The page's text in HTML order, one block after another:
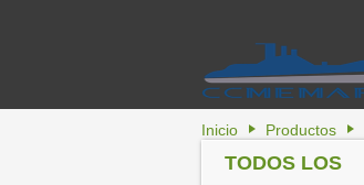
Inicio Productos
TODOS LOS